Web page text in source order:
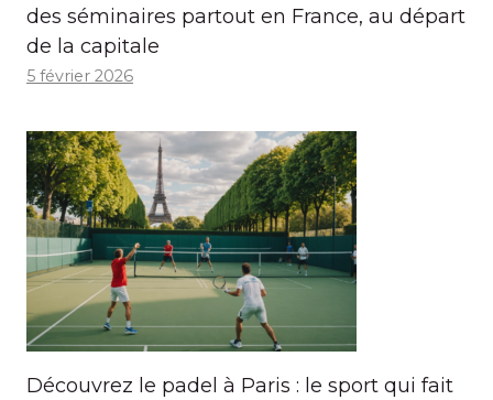
des séminaires partout en France, au départ
de la capitale
5 février 2026
Découvrez le padel à Paris : le sport qui fait